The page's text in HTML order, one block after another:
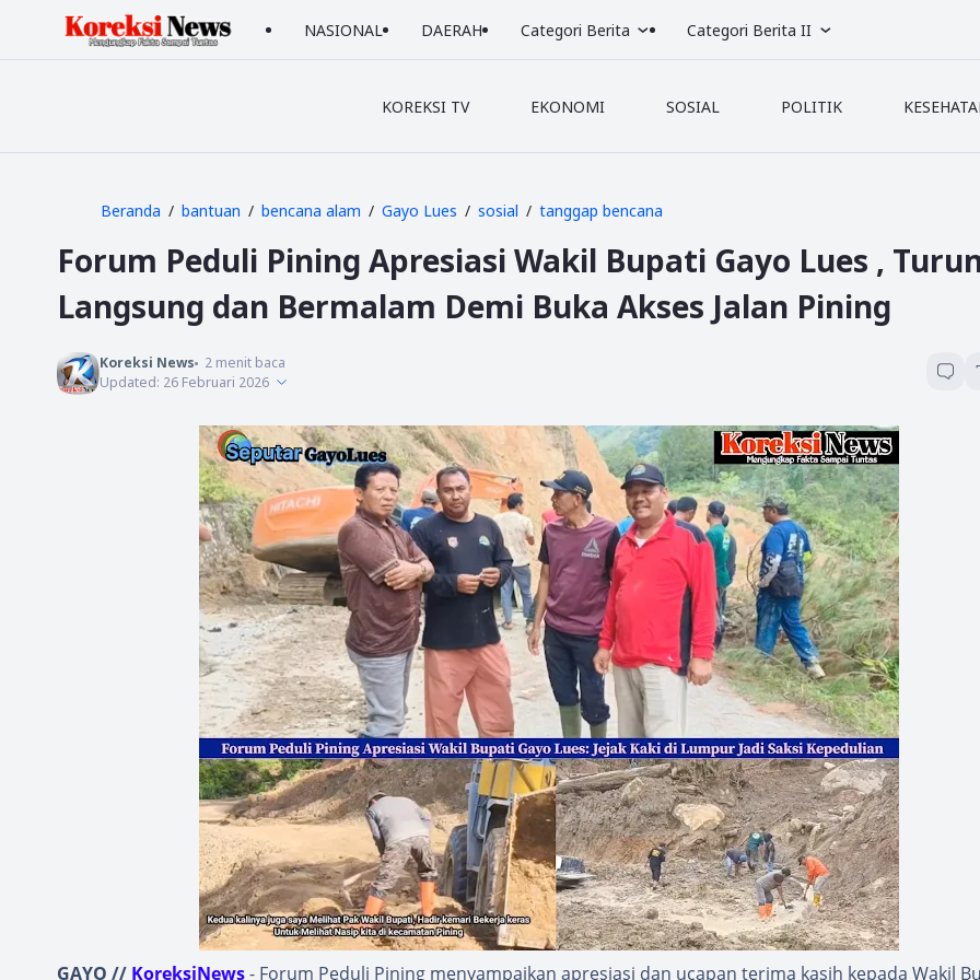
NASIONAL DAERAH Categori Berita Categori Berita II
KOREKSI TV EKONOMI SOSIAL POLITIK
Beranda bantuan bencana alam Gayo Lues sosial tanggap bencana
Forum Peduli Pining Apresiasi Wakil Bupati Gayo Lues ,
Langsung dan Bermalam Demi Buka Akses Jalan Pining
Koreksi News 2menit baca
Updated: 26 Februari 2026
GAYO // KoreksiNews- Forum Peduli Pining menyampaikan apresiasi dan ucapan terima kasih kepada Wakil